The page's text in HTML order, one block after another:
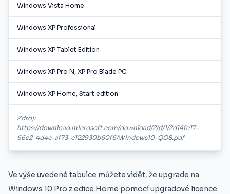
Windows Vista Home
Windows XP Professional
Windows XP Tablet Edition
Windows XP Pro N, XP Pro Blade PC
Windows XP Home, Start edition
Zdroj:
https://download.microsoft.com/download/2/d/1/2d14fe17-
66c2-4d4c-af73-e122930b60f6/Windows10-QOS.pdf
Ve výše uvedené tabulce můžete vidět, že upgrade na
Windows 10 Pro z edice Home pomocí upgradové licence